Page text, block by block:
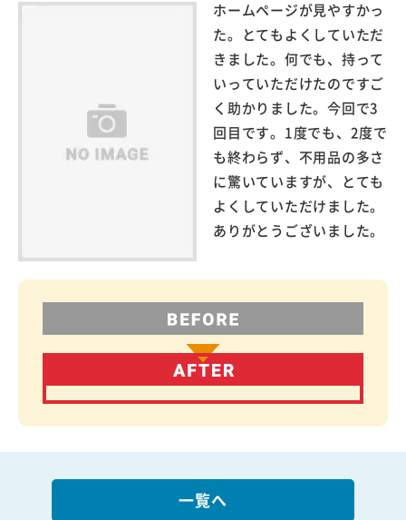
ホームページが見やすかっ
た。とてもよくしていただ
きました。何でも、持って
いっていただけたのですご
く助かりました。今回で3
回目です。1度でも、2度で
も終わらず、不用品の多さ
に驚いていますが、とても
よくしていただけました。
ありがとうございました。
一覧へ